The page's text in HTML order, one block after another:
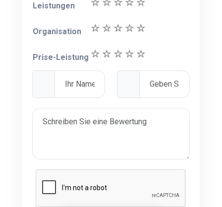
Leistungen
Organisation
Prise-Leistung